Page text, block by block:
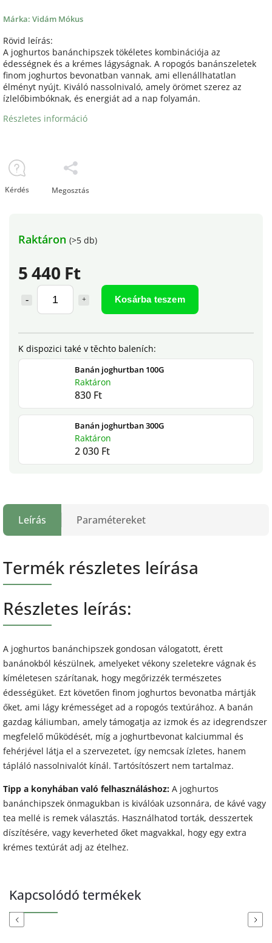
Márka: Vidám Mókus
5 440 Ft
Kosárba teszem
Banán joghurtban 100G
Raktáron
830 Ft
Banán joghurtban 300G
Raktáron
2 030 Ft
Raktáron (>5 db)
Rövid leírás:
A joghurtos banánchipszek tökéletes kombinációja az
édességnek és a krémes lágyságnak. A ropogós banánszeletek
finom joghurtos bevonatban vannak, ami ellenállhatatlan
élményt nyújt. Kiváló nassolnivaló, amely örömet szerez az
ízlelőbimbóknak, és energiát ad a nap folyamán.
Részletes információ
Kérdés Megosztás
Leírás Paramétereket
Termék részletes leírása
Részletes leírás:
A joghurtos banánchipszek gondosan válogatott, érett
banánokból készülnek, amelyeket vékony szeletekre vágnak és
kíméletesen szárítanak, hogy megőrizzék természetes
édességüket. Ezt követően finom joghurtos bevonatba mártják
őket, ami lágy krémességet ad a ropogós textúrához. A banán
gazdag káliumban, amely támogatja az izmok és az idegrendszer
megfelelő működését, míg a joghurtbevonat kalciummal és
fehérjével látja el a szervezetet, így nemcsak ízletes, hanem
tápláló nassolnivalót kínál. Tartósítószert nem tartalmaz.
Tipp a konyhában való felhasználáshoz: A joghurtos
banánchipszek önmagukban is kiválóak uzsonnára, de kávé vagy
tea mellé is remek választás. Használhatod torták, desszertek
díszítésére, vagy keverheted őket magvakkal, hogy egy extra
krémes textúrát adj az ételhez.
Kapcsolódó termékek
Previous Next